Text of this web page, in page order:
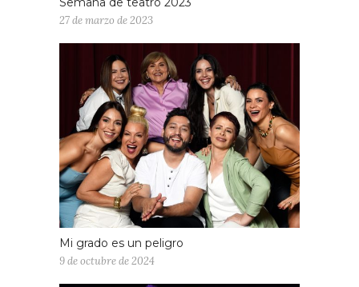
27 de marzo de 2023
Mi grado es un peligro
9 de octubre de 2024